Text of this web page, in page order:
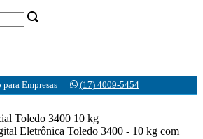
para Empresas (17) 4009-5454
Toledo 3400 10 kg
Eletrônica Toledo 3400 - 10 kg com